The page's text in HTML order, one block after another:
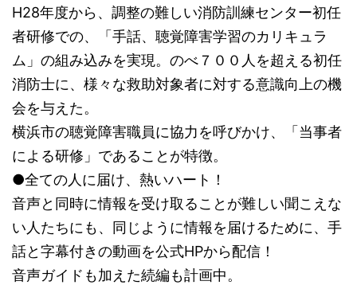
H28年度から、調整の難しい消防訓練センター初任
者研修での、「手話、聴覚障害学習のカリキュラ
ム」の組み込みを実現。のべ７００人を超える初任
消防士に、様々な救助対象者に対する意識向上の機
会を与えた。
横浜市の聴覚障害職員に協力を呼びかけ、「当事者
による研修」であることが特徴。
●全ての人に届け、熱いハート！
音声と同時に情報を受け取ることが難しい聞こえな
い人たちにも、同じように情報を届けるために、手
話と字幕付きの動画を公式HPから配信！
音声ガイドも加えた続編も計画中。